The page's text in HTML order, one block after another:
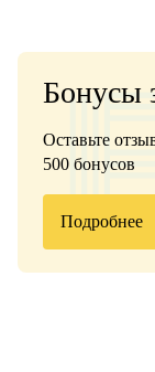
Бонусы
Оставьте
500 бонусов
Подробнее